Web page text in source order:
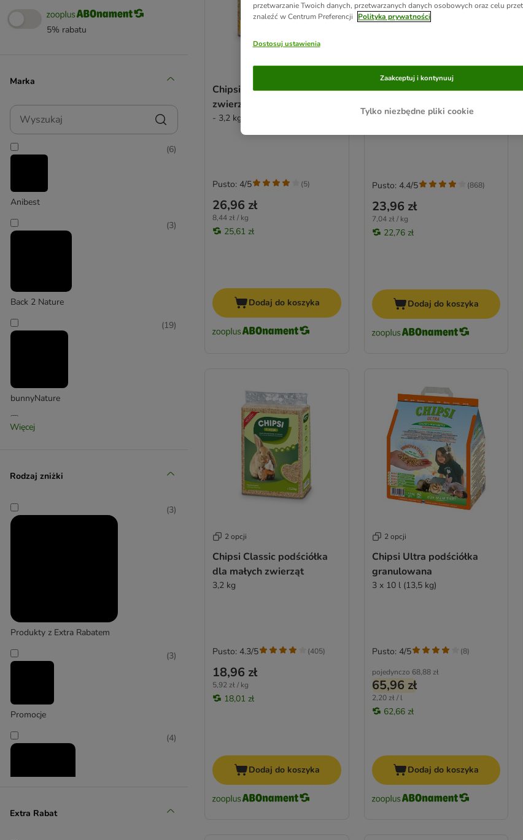
Dla szczura
5% rabatu
Marka
Wyszukaj
Anibest
(6)
Back 2 Nature
(3)
bunnyNature
(19)
Hugro
Więcej
Rodzaj zniżki
Produkty z Extra Rabatem
(3)
Promocje
(3)
zooplus poleca
(4)
Extra Rabat
Chipsi Citrus Podściółka dla
zwierząt domowych
- 3,2 kg (ok. 60 l)
26,96 zł
8,44 zł / kg
25,61 zł
Pusto: 4/5 (5)
Dodaj do koszyka
Chipsi Super podściółka dla
małych zwierząt
23,96 zł
7,04 zł / kg
22,76 zł
Pusto: 4.4/5 (868)
Dodaj do koszyka
2 opcji
Chipsi Classic podściółka
dla małych zwierząt
3,2 kg
18,96 zł
5,92 zł / kg
18,01 zł
Pusto: 4.3/5 (405)
Dodaj do koszyka
2 opcji
Chipsi Ultra podściółka
granulowana
3 x 10 l (13,5 kg)
pojedynczo 68,88 zł
65,96 zł
2,20 zł / l
62,66 zł
Pusto: 4/5 (8)
Dodaj do koszyka
przetwarzanie Twoich danych, przetwarzanych danych osobowych oraz celu
znaleźć w Centrum Preferencji
Polityka prywatności
Dostosuj ustawienia
Tylko niezbędne pliki cookie
Zaakceptuj i kontynuuj